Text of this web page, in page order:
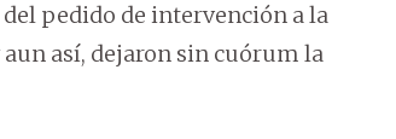
pedido de intervención a la
así, dejaron sin cuórum la